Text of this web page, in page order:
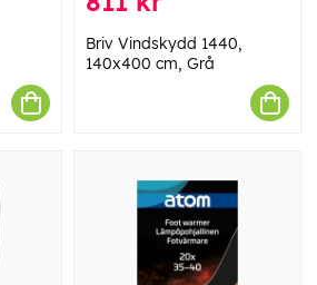
Briv Vindskydd 1440,
140x400 cm, Grå